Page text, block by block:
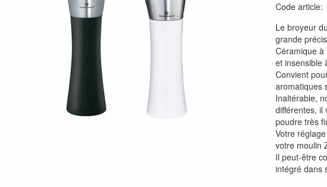
Code article:
Le broyeur
grande
Céramique à
et insensible
Convient
aromatiques
Inaltérable,
différentes, il
poudre très
Votre
votre moulin
Il peut-être
intégré dans